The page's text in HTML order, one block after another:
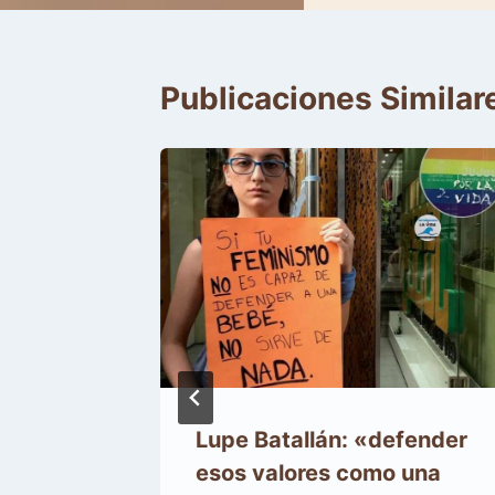
entradas
Publicaciones
Lupe Batallán: «defender
esos valores como una